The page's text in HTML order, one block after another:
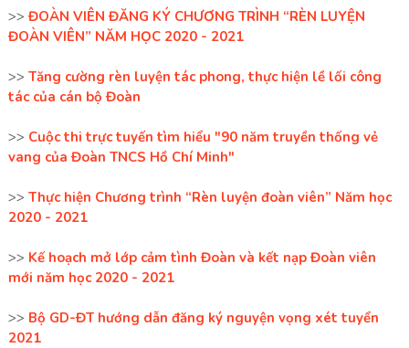
>>ĐOÀN VIÊN ĐĂNG KÝ CHƯƠNG TRÌNH “RÈN LUYỆN
ĐOÀN VIÊN” NĂM HỌC 2020 - 2021
>> Tăng cường rèn luyện tác phong, thực hiện lề lối công
tác của cán bộ Đoàn
>> Cuộc thi trực tuyến tìm hiểu "90 năm truyền thống vẻ
vang của Đoàn TNCS Hồ Chí Minh"
>> Thực hiện Chương trình “Rèn luyện đoàn viên” Năm học
2020 - 2021
>> Kế hoạch mở lớp cảm tình Đoàn và kết nạp Đoàn viên
mới năm học 2020 - 2021
>> Bộ GD-ĐT hướng dẫn đăng ký nguyện vọng xét tuyển
2021